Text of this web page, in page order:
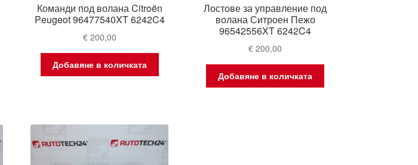
Команди под волана Citroën
Peugeot 96477540XT 6242C4
€200,00
Добавяне в количката
Лостове за управление под
волана Ситроен Пежо
96542556XT 6242C4
€ 200,00
Добавяне в количката